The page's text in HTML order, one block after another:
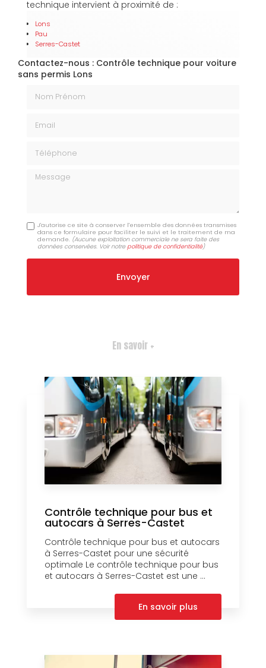
technique intervient à proximité de :
Lons
Pau
Serres-Castet
Contactez-nous : Contrôle technique pour voiture
sans permis Lons
Message
J'autorise ce site à conserver l'ensemble des données transmises
dans ce formulaire pour faciliter le suivi et le traitement de ma
demande. (Aucune exploitation commerciale ne sera faite des
données conservées. Voir notrepolitique de confidentialité)
En savoir +
Contrôle technique pour bus et
autocars à Serres-Castet
Contrôle technique pour bus et autocars
à Serres-Castet pour une sécurité
optimale Le contrôle technique pour bus
et autocars à Serres-Castet est une ...
En savoir plus